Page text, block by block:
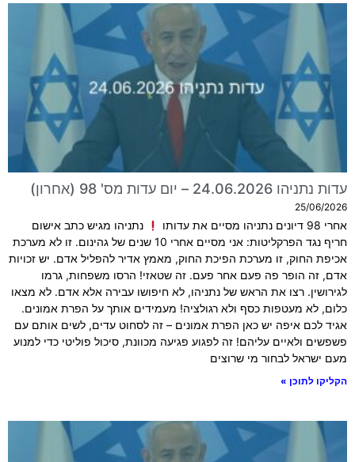
עדות נתניהו 24.06.2026 – יום עדות מס' 98 (אחרון)
25/06/2026
אחרי 98 דיונים נתניהו מסיים את עדותו
נתניהו מגיש כתב אישום
חריף נגד הפרקליטות: אני מסיים אחרי 10 שנים של גהינום. זו לא מערכת
אכיפת החוק, זו מערכת הפיכת החוק, מאמץ אדיר להפליל אדם. יש זכויות
אדם, זה הופר פה פעם אחר פעם. זה שטאזי! הרסו משפחות, גרמו
לגירושין. רצו את הראש של נתניהו, לא חיפושו עבירה אלא אדם. לא מצאו
כלום, לא מעטפות כסף ולא רגולציה! מעמידים אותך על הפרת אמונים.
אגיד לכם איפה יש כאן הפרת אמונים – זה לסחוט עדים, לשים אותם עם
פשפשים ולאיים עליהם! זה לפגוע פגיעה מכוונת, סיכול פוליטי כדי למנוע
מעם ישראל לבחור מי שרוצים
הקליקו לתוכן »